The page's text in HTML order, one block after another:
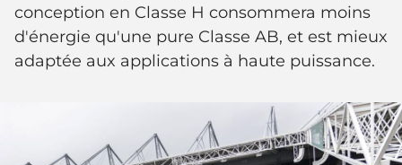
conception en Classe H consommera moins
d'énergie qu'une pure Classe AB, et est mieux
adaptée aux applications à haute puissance.